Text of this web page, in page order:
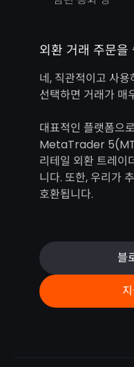
외환 거래 주문을
네, 직관적이고 사
선택하면 거래가 매
대표적인 플랫폼
MetaTrader
리테일 외환 트레이
니다. 또한, 우리가
호환됩니다.
블